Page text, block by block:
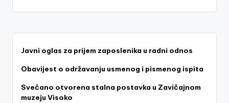
Javni oglas za prijem zaposlenika u radni odnos
Obavijest o održavanju usmenog i pismenog ispita
Svečano otvorena stalna postavka u Zavičajnom
muzeju Visoko